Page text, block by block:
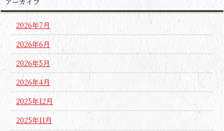
2026年7月
2026年6月
2026年5月
2026年4月
2025年12月
2025年11月